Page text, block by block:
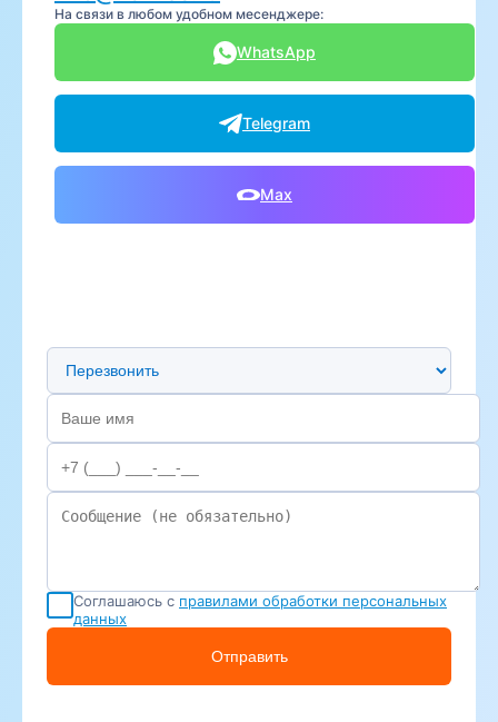
На связи в любом удобном месенджере:
WhatsApp
Telegram
Max
Предпочтительный способ связи
Соглашаюсь с правилами обработки персональных
данных
Отправить